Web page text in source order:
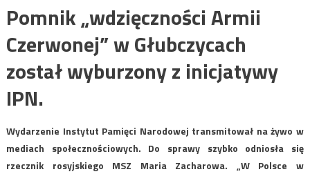
Pomnik „wdzięczności Armii
Czerwonej” w Głubczycach
został wyburzony z inicjatywy
IPN.
Wydarzenie Instytut Pamięci Narodowej transmitował na żywo w
mediach społecznościowych. Do sprawy szybko odniosła się
rzecznik rosyjskiego MSZ Maria Zacharowa. „W Polsce w